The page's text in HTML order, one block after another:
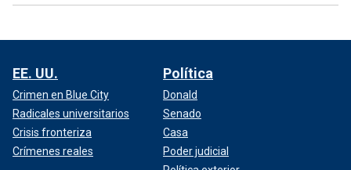
EE. UU.
Crimen en Blue City
Radicales universitarios
Crisis fronteriza
Crímenes reales
Política
Donald
Senado
Casa
Poder judicial